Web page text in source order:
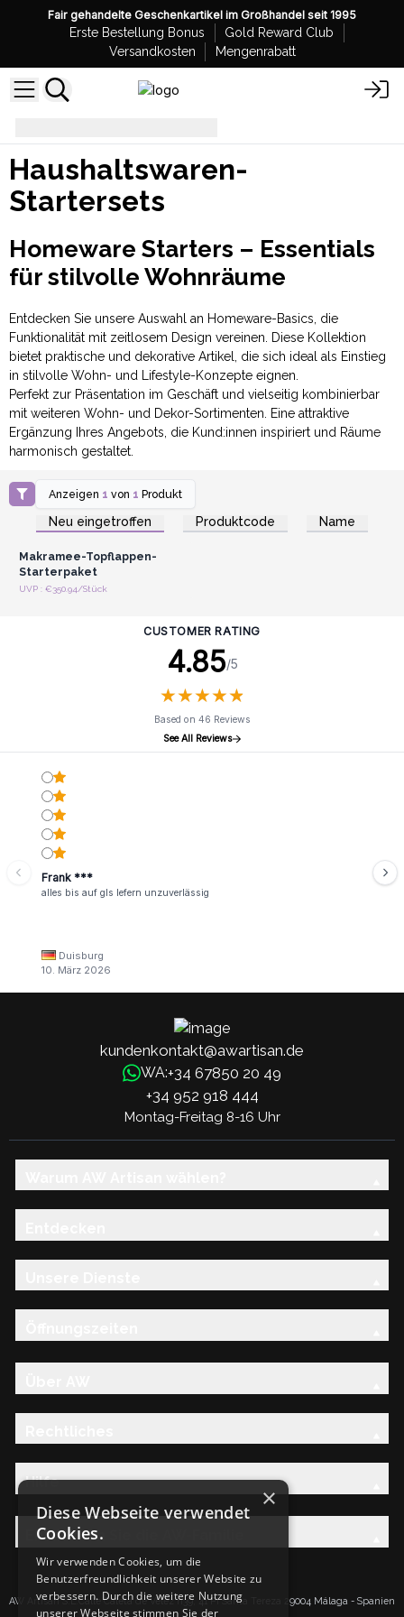
Fair gehandelte Geschenkartikel im Großhandel seit 1995
Erste Bestellung Bonus
Gold Reward Club
Versandkosten
Mengenrabatt
Haushaltswaren-
Startersets
Homeware Starters – Essentials
für stilvolle Wohnräume
Entdecken Sie unsere Auswahl an Homeware-Basics, die
Funktionalität mit zeitlosem Design vereinen. Diese Kollektion
bietet praktische und dekorative Artikel, die sich ideal als Einstieg
in stilvolle Wohn- und Lifestyle-Konzepte eignen.
Perfekt zur Präsentation im Geschäft und vielseitig kombinierbar
mit weiteren Wohn- und Dekor-Sortimenten. Eine attraktive
Ergänzung Ihres Angebots, die Kund:innen inspiriert und Räume
harmonisch gestaltet.
Anzeigen 1 von 1 Produkt
Neu eingetroffen Produktcode Name
Anmelden oder
Registrieren für
Großhandelspreise
Makramee-Topflappen-
Starterpaket
UVP : €350.94/Stück
CUSTOMER RATING
4.85/5
★★★★★
★★★★★
Based on 46 Reviews
See All Reviews
Frank ***
alles bis auf gls lefern unzuverlässig
Duisburg
10. März 2026
kundenkontakt@awartisan.de
WA:+34 67850 20 49
+34 952 918 444
Montag-Freitag 8-16 Uhr
Hilfe
Entdecken Sie die AW-Familie
AW Artisan S.L.Calle Caleta de Velez n39, 41 PI Santa Tereza 29004 Málaga - Spanien
×
Diese Webseite verwendet
Cookies.
Wir verwenden Cookies, um die
Benutzerfreundlichkeit unserer Website zu
verbessern. Durch die weitere Nutzung
unserer Webseite stimmen Sie der